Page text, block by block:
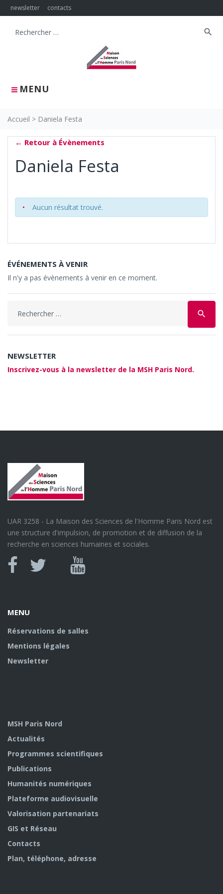
Skip
to
newsletter contacts
MENU
Search
search
Accueil > Daniela Festa
← Retour à Évènements
Daniela Festa
Aucun résultat trouvé.
ÉVÉNEMENTS À VENIR
Il n'y a pas évènements à venir en ce moment.
search
NEWSLETTER
Inscrivez-vous à la newsletter de la MSH Paris Nord.
UAR 3258 - La Maison des Sciences de l'Homme Paris Nord est
une structure d'impulsion, de promotion et de diffusion de la
recherche en sciences humaines et sociales.
Canal
MENU
Réservations de salles
Mentions légales
Newsletter
MSH Paris Nord
Actualités
Programmes scientifiques
Publications
Humanités numériques
Plateforme audiovisuelle
Valorisation partenariats
GIS et Réseau
Contacts
Plan, téléphone, adresse